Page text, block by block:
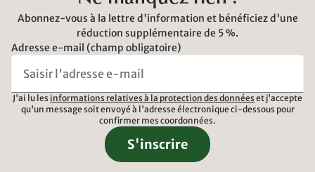
Abonnez-vous à la lettre d'information et bénéficiez d'une
réduction supplémentaire de 5 %.
Adresse e-mail (champ obligatoire)
J'ai lu les informations relatives à la protection des données et j'accepte
qu'un message soit envoyé à l'adresse électronique ci-dessous pour
confirmer mes coordonnées.
S'inscrire